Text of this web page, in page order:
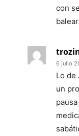
con
6 julio
Lo de
un